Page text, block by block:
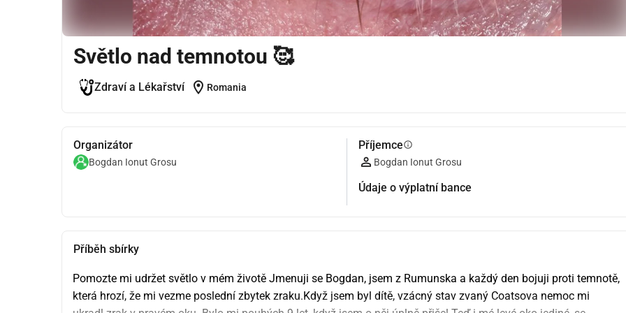
Světlo nad temnotou 🥰
Zdraví a Lékařství location_on Romania
Organizátor
Bogdan Ionut Grosu
Příjemceinfo
Bogdan Ionut Grosu
Údaje o výplatní bance
Příběh sbírky
Pomozte mi udržet světlo v mém životě Jmenuji se Bogdan, jsem z Rumunska a každý den bojuji proti temnotě,
která hrozí, že mi vezme poslední zbytek zraku.Když jsem byl dítě, vzácný stav zvaný Coatsova nemoc mi